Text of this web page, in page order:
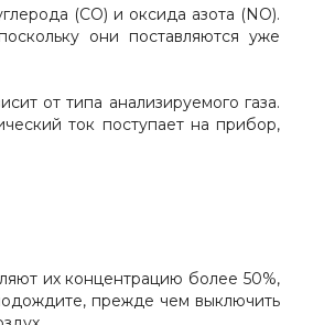
(СО) и оксида азота (NO).
они поставляются уже
от типа анализируемого газа.
ток поступает на прибор,
их концентрацию более 50%,
прежде чем выключить